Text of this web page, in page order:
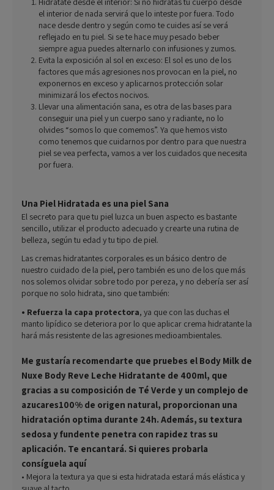
el interior de nada servirá que lo inteste por fuera. Todo
nace desde dentro y según como te cuides así se verá
reflejado en tu piel. Si se te hace muy pesado beber
siempre agua puedes alternarlo con infusiones y zumos.
Evita la exposición al sol en exceso: El sol es uno de los
factores que más agresiones nos provocan en la piel, no
exponernos en exceso y aplicarnos protección solar
minimizará los efectos nocivos.
Llevar una alimentación sana, es otra de las bases para
conseguir una piel y un cuerpo sano y radiante, no lo
olvides “somos lo que comemos”. Ya que hemos visto
como tenemos que cuidarnos por dentro para que nuestra
piel se vea perfecta, vamos a ver los cuidados que necesita
por fuera.
Una Piel Hidratada es una piel Sana
El secreto para que tu piel luzca un buen aspecto es bastante
sencillo, utilizar el producto adecuado y crearte una rutina de
belleza, según tu edad y tu tipo de piel.
Las cremas hidratantes corporales es un básico dentro de
nuestro cuidado de la piel, pero también es uno de los que más
nos solemos olvidar sobre todo por pereza, y no debería ser así
porque no solo hidrata, sino que también:
• Refuerza la capa protectora, ya que con las duchas el
manto lipídico se deteriora por lo que aplicar crema hidratante la
hará más resistente de las agresiones medioambientales.
Me gustaría recomendarte que pruebes el Body Milk de
Nuxe Body Reve Leche Hidratante de 400ml, que
gracias a su composición de Té Verde y un complejo de
azucares100% de origen natural, proporcionan una
hidratación optima durante 24h. Además, su textura
sedosa y fundente penetra con rapidez tras su
aplicación. Te encantará. Si quieres probarla
consíguela aquí
• Mejora la textura ya que si esta hidratada estará más elástica y